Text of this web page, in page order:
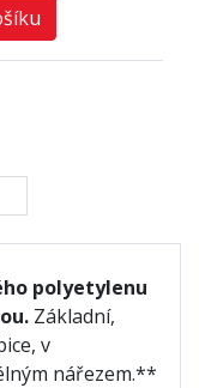
polyetylenu
Základní,
v
nářezem.**